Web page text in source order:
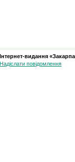
Інтернет-видання
Надіслати повідомлення